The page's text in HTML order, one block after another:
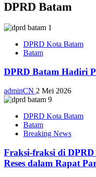
DPRD Batam
DPRD Kota Batam
Batam
DPRD Batam Hadiri
adminCN 2 Mei 2026
DPRD Kota Batam
Batam
Breaking News
Fraksi-fraksi di
Reses dalam Rapat